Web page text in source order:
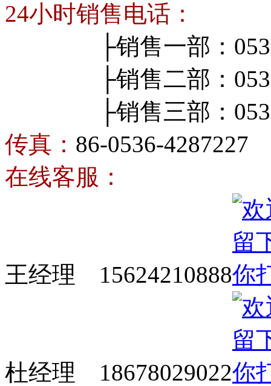
24小时销售电话：
├销售一部：0536-
├销售二部：0536-
├销售三部：0536-
传真： 86-0536-4287227
在线客服：
王经理 15624210888
杜经理 18678029022